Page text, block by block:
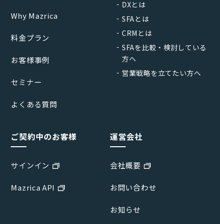
Why Mazrica
料金プラン
お客様事例
セミナー
よくある質問
DXとは
SFAとは
CRMとは
SFAを比較・検討している
方へ
営業戦略を立てたい方へ
ご契約中のお客様
サインイン
Mazrica API
運営会社
会社概要
お問い合わせ
お知らせ